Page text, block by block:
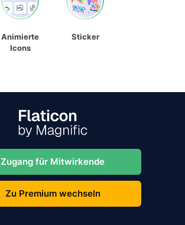
Animierte
Icons
Sticker
Zugang für Mitwirkende
Zu Premium wechseln